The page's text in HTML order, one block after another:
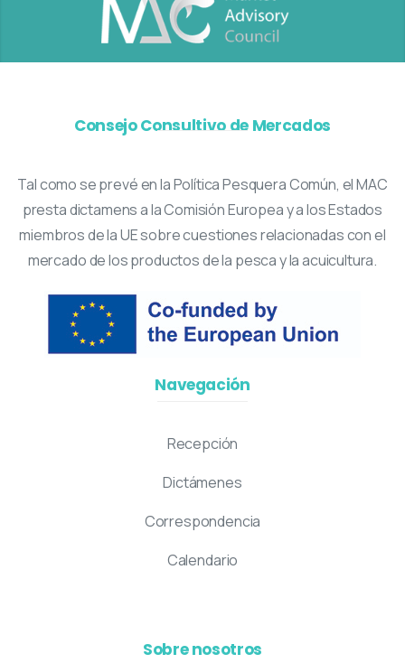
Consejo Consultivo de Mercados
Tal como se prevé en la Política Pesquera Común, el MAC
presta dictamens a la Comisión Europea y a los Estados
miembros de la UE sobre cuestiones relacionadas con el
mercado de los productos de la pesca y la acuicultura.
Navegación
Recepción
Dictámenes
Correspondencia
Calendario
Sobre nosotros